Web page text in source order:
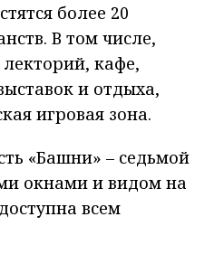
более 20
В том числе,
кафе,
и отдыха,
игровая зона.
«Башни» – седьмой
окнами и видом на
всем